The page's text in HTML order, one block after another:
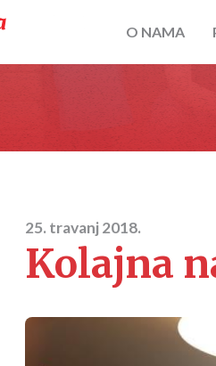
O NAMA
25. travanj 2018.
Kolajna